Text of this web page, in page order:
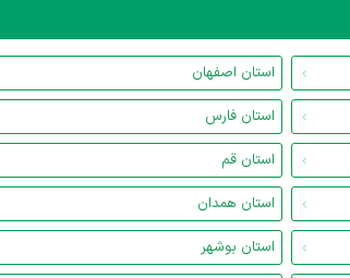
استان اصفهان
استان فارس
استان قم
استان همدان
استان بوشهر